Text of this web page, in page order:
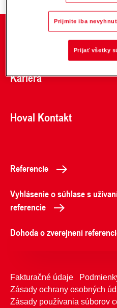
O spoločnosti
Kariéra
Hoval Kontakt
Referencie
Vyhlásenie o súhlase s
referencie
Dohoda o zverejnení
Fakturačné údaje
Zásady ochrany osobných
Zásady používania súborov
Prijmite iba
Prijať všetky